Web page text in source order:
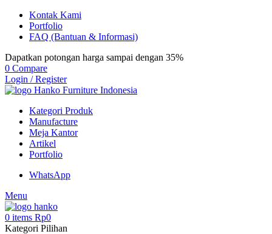
Kontak Kami
Portfolio
FAQ (Bantuan & Informasi)
Dapatkan potongan harga sampai dengan 35%
0 Compare
Login / Register
Kategori Produk
Manufacture
Meja Kantor
Artikel
Portfolio
WhatsApp
Menu
0 items Rp0
Kategori Pilihan